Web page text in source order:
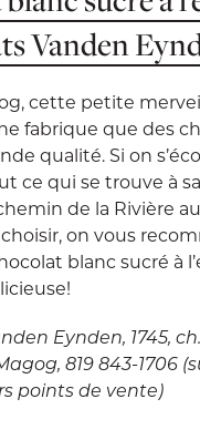
Vanden
cette petite
fabrique que des
qualité. Si on
ce qui se trouve à
de la Rivière
on vous
blanc sucré à
Eynden, 1745,
819 843-1706
points de vente)